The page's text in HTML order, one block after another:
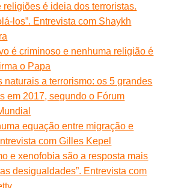
religiões é ideia dos terroristas.
los”. Entrevista com Shaykh
é criminoso e nenhuma religião é
o Papa
naturais a terrorismo: os 5 grandes
em 2017, segundo o Fórum
equação entre migração e
com Gilles Kepel
e xenofobia são a resposta mais
desigualdades”. Entrevista com